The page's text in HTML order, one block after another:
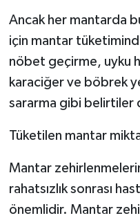
Ancak her mantarda
için mantar
nöbet geçirme, uyku
karaciğer ve böbrek
sararma gibi belirtiler
Tüketilen mantar
Mantar
rahatsızlık sonrası
önemlidir. Mantar